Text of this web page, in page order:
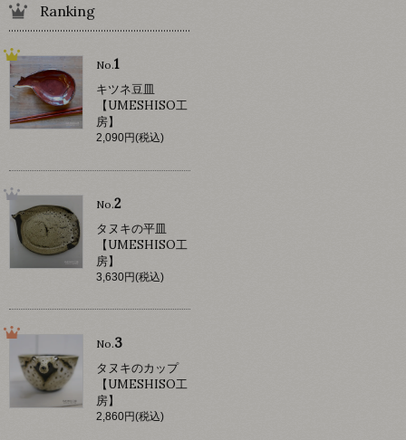
Ranking
No.1
キツネ豆皿
【UMESHISO工
房】
2,090円(税込)
No.2
タヌキの平皿
【UMESHISO工
房】
3,630円(税込)
No.3
タヌキのカップ
【UMESHISO工
房】
2,860円(税込)